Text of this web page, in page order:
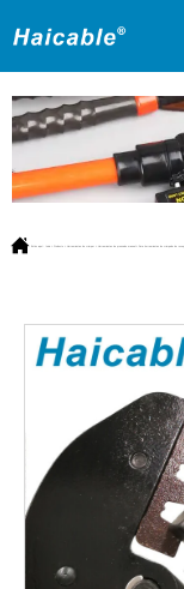
 Estás aquí: Producto Para herramientas de crimpado de